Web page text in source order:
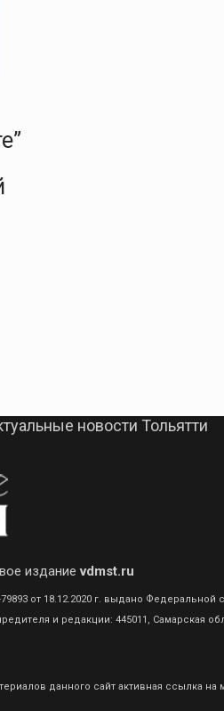
новости Тольятти
изданиеvdmst.ru
от 18.12.2020 г. выдано
и редакции: 445011, Самарская
данного сайт активная ссылка на